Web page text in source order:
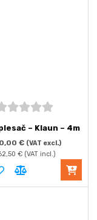
out of
– Klaun – 4m
€ (VAT excl.)
€(VAT incl.)